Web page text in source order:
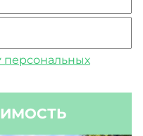
добавляет дому
печь-барбекю.
персональных